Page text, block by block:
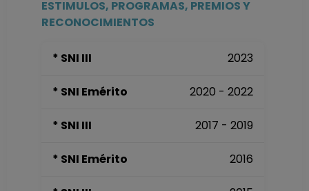
Facultad de
(fecha inicial de
hasta 15-03-2016
ESTIMULOS, PROGRAMAS, PREMIOS Y
RECONOCIMIENTOS
* SNI III 2023
* SNI Emérito 2020 - 2022
* SNI III 2017 - 2019
* SNI Emérito 2016